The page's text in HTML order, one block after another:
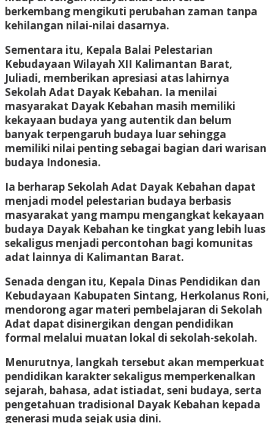
berkembang mengikuti perubahan zaman tanpa
kehilangan nilai-nilai dasarnya.
Sementara itu, Kepala Balai Pelestarian
Kebudayaan Wilayah XII Kalimantan Barat,
Juliadi, memberikan apresiasi atas lahirnya
Sekolah Adat Dayak Kebahan. Ia menilai
masyarakat Dayak Kebahan masih memiliki
kekayaan budaya yang autentik dan belum
banyak terpengaruh budaya luar sehingga
memiliki nilai penting sebagai bagian dari warisan
budaya Indonesia.
Ia berharap Sekolah Adat Dayak Kebahan dapat
menjadi model pelestarian budaya berbasis
masyarakat yang mampu mengangkat kekayaan
budaya Dayak Kebahan ke tingkat yang lebih luas
sekaligus menjadi percontohan bagi komunitas
adat lainnya di Kalimantan Barat.
Senada dengan itu, Kepala Dinas Pendidikan dan
Kebudayaan Kabupaten Sintang, Herkolanus Roni,
mendorong agar materi pembelajaran di Sekolah
Adat dapat disinergikan dengan pendidikan
formal melalui muatan lokal di sekolah-sekolah.
Menurutnya, langkah tersebut akan memperkuat
pendidikan karakter sekaligus memperkenalkan
sejarah, bahasa, adat istiadat, seni budaya, serta
pengetahuan tradisional Dayak Kebahan kepada
generasi muda sejak usia dini.